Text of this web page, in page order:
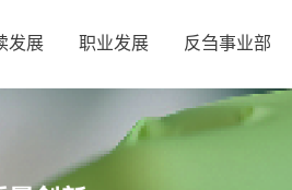
发展 职业发展 反刍事业部